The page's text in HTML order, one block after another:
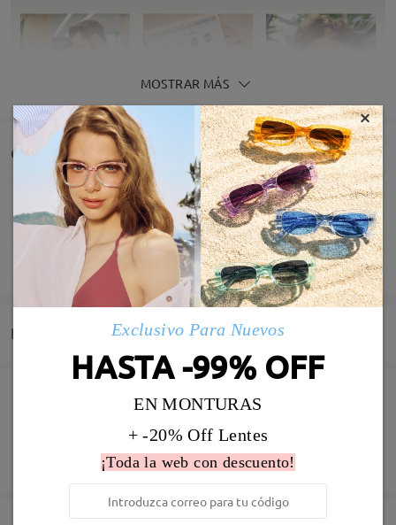
MOSTRAR MÁS
Comentarios de Clientes
Comparta su experiencia de compra para ayudar a otros a
obtener gafas satisfechas
Deje su comentario
Entrega
Pedido realizado
Fabricación
Revestimiento resistente a arañazo incluído
60 días de garantía de devolución y cambio
Garantía de 365 días
Descubrir Más
×
Exclusivo Para Nuevos
HASTA -99% OFF
EN MONTURAS
+ -20% Off Lentes
¡Toda la web con descuento!